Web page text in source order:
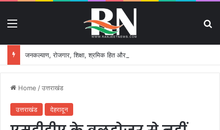
Home /उत्तराखंड
उत्तराखंड देहरादून